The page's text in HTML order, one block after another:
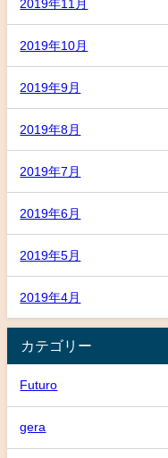
2019年11月
2019年10月
2019年9月
2019年8月
2019年7月
2019年6月
2019年5月
2019年4月
カテゴリー
Futuro
gera